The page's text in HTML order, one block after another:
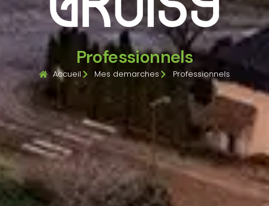
Professionnels
Accueil Mes demarches Professionnels